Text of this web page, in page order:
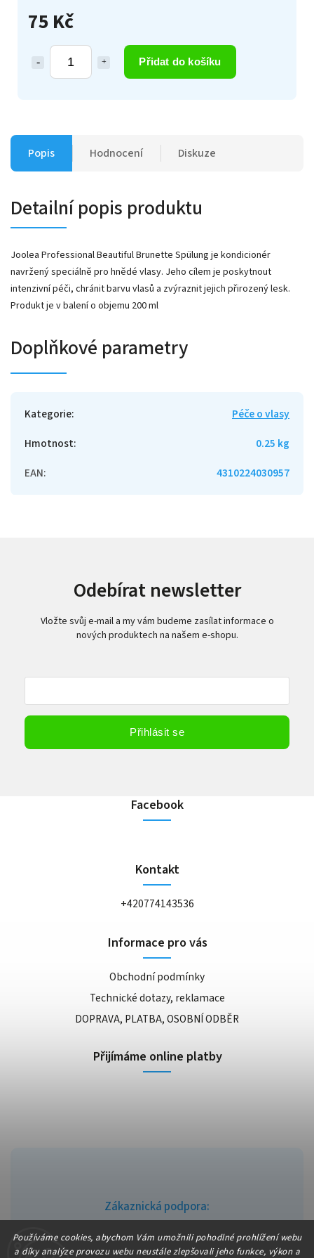
Používáme cookies, abychom Vám umožnili pohodlné prohlížení webu
a díky analýze provozu webu neustále zlepšovali jeho funkce, výkon a
75 Kč
Přidat do košíku
Popis Hodnocení Diskuze
Detailní popis produktu
Joolea Professional Beautiful Brunette Spülung je kondicionér
navržený speciálně pro hnědé vlasy. Jeho cílem je poskytnout
intenzivní péči, chránit barvu vlasů a zvýraznit jejich přirozený lesk.
Produkt je v balení o objemu 200 ml
Doplňkové parametry
Kategorie:
Péče o vlasy
Hmotnost:
0.25 kg
EAN: 4310224030957
Odebírat newsletter
Vložte svůj e-mail a my vám budeme zasílat informace o
nových produktech na našem e-shopu.
Přihlásit se
Zákaznická podpora:
info@fajndrogerie.cz
Facebook
Kontakt
+420774143536
Informace pro vás
Obchodní podmínky
Technické dotazy, reklamace
DOPRAVA, PLATBA, OSOBNÍ ODBĚR
Přijímáme online platby